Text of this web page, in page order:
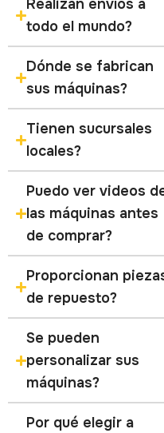
Realizan envíos a
todo el mundo?
Dónde se fabrican
sus máquinas?
Tienen sucursales
locales?
Puedo ver videos
las máquinas antes
de comprar?
Proporcionan
de repuesto?
Se pueden
personalizar sus
máquinas?
Por qué elegir a